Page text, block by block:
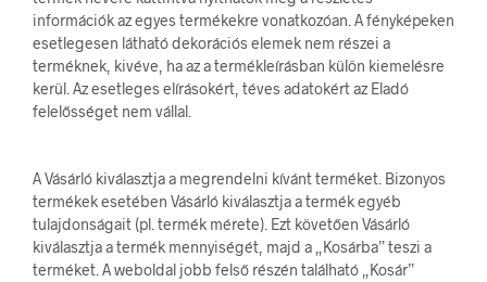
információk az egyes termékekre vonatkozóan. A fényképeken
esetlegesen látható dekorációs elemek nem részei a
terméknek, kivéve, ha az a termékleírásban külön kiemelésre
kerül. Az esetleges elírásokért, téves adatokért az Eladó
felelősséget nem vállal.
A Vásárló kiválasztja a megrendelni kívánt terméket. Bizonyos
termékek esetében Vásárló kiválasztja a termék egyéb
tulajdonságait (pl. termék mérete). Ezt követően Vásárló
kiválasztja a termék mennyiségét, majd a „Kosárba” teszi a
terméket. A weboldal jobb felső részén található „Kosár”